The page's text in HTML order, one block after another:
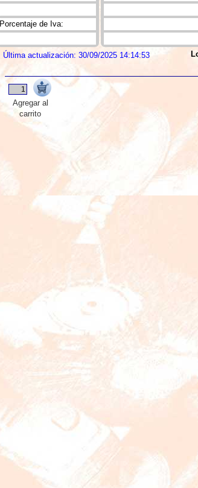
Porcentaje de Iva:
Última actualización: 30/09/2025 14:14:53
Agregar al
carrito